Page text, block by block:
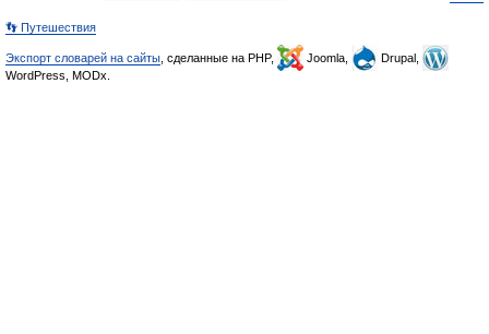
👣 Путешествия
Экспорт словарей на сайты , сделанные на PHP, Joomla,
Drupal,
WordPress, MODx.